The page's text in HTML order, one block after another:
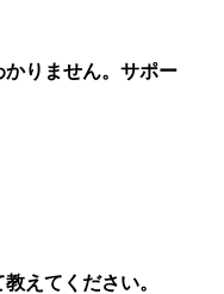
りません。サポー
えてください。